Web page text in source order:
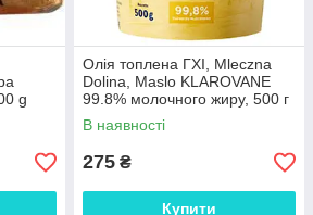
g
Олія топлена ГХІ, Mleczna
Dolina, Maslo KLAROVANE
99.8% молочного жиру, 500 г
В наявності
275 ₴
Купити